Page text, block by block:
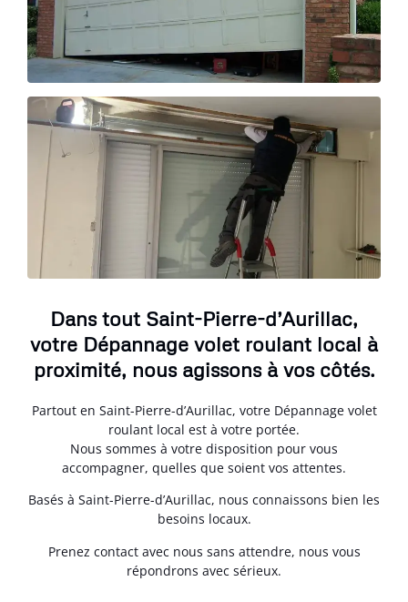
Dans tout Saint-Pierre-d’Aurillac,
votre Dépannage volet roulant local à
proximité, nous agissons à vos côtés.
Partout en Saint-Pierre-d’Aurillac, votre Dépannage volet
roulant local est à votre portée.
Nous sommes à votre disposition pour vous
accompagner, quelles que soient vos attentes.
Basés à Saint-Pierre-d’Aurillac, nous connaissons bien les
besoins locaux.
Prenez contact avec nous sans attendre, nous vous
répondrons avec sérieux.